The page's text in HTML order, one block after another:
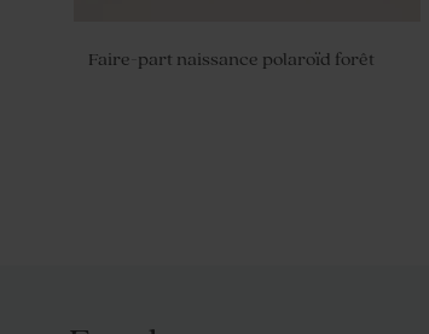
Faire-part naissance polaroïd forêt